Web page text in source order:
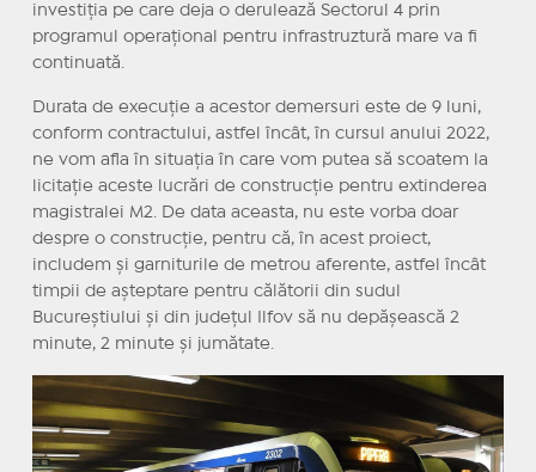
investiția pe care deja o derulează Sectorul 4 prin
programul operațional pentru infrastruztură mare va fi
continuată.
Durata de execuție a acestor demersuri este de 9 luni,
conform contractului, astfel încât, în cursul anului 2022,
ne vom afla în situația în care vom putea să scoatem la
licitație aceste lucrări de construcție pentru extinderea
magistralei M2. De data aceasta, nu este vorba doar
despre o construcție, pentru că, în acest proiect,
includem și garniturile de metrou aferente, astfel încât
timpii de așteptare pentru călătorii din sudul
Bucureștiului și din județul Ilfov să nu depășească 2
minute, 2 minute și jumătate.